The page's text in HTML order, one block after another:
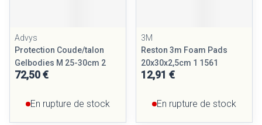
Advys
Protection Coude/talon
Gelbodies M 25-30cm 2
72,50 €
En rupture de stock
3M
Reston 3m Foam Pads
20x30x2,5cm 1 1561
12,91 €
En rupture de stock